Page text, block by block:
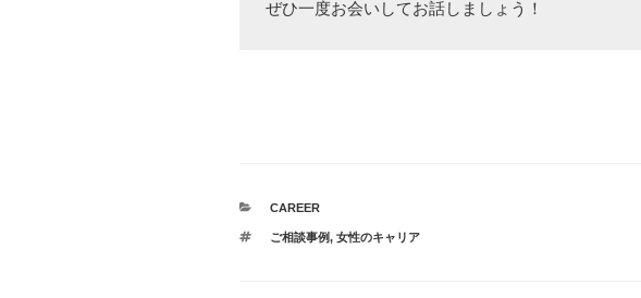
ぜひ一度お会いしてお話しましょう！
カ
ゴ
CAREER
タ
ご相談事例, 女性のキャリア